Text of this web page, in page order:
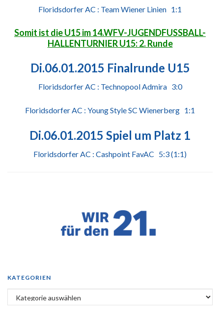
Floridsdorfer AC : TeamWiener Linien 1:1
Somit ist die U15 im 14.WFV-JUGENDFUSSBALL-
HALLENTURNIER U15: 2. Runde
Di.06.01.2015 Finalrunde U15
Floridsdorfer AC : Technopool Admira 3:0
Floridsdorfer AC : Young Style SC Wienerberg 1:1
Di.06.01.2015 Spiel um Platz 1
Floridsdorfer AC : Cashpoint FavAC 5:3 (1:1)
KATEGORIEN
Kategorien